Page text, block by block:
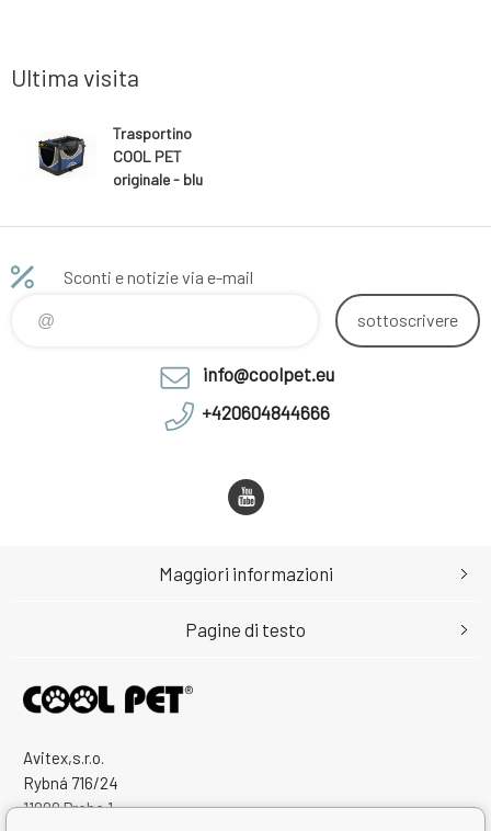
Ultima visita
Trasportino
COOL PET
originale - blu
Sconti e notizie via e-mail
sottoscrivere
info@coolpet.eu
+420604844666
Avitex,s.r.o.
Rybná 716/24
11000 Praha 1
Maggiori informazioni
Pagine di testo